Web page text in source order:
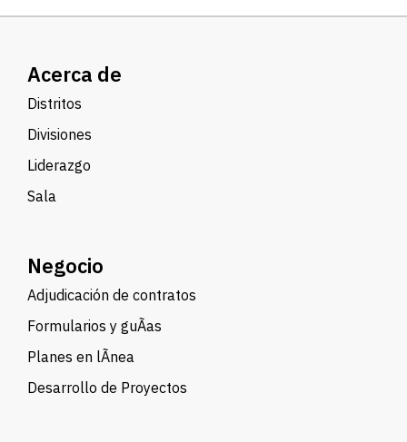
Acerca de
Distritos
Divisiones
Liderazgo
Sala
Negocio
Adjudicación de contratos
Formularios y guÃ­as
Planes en lÃ­nea
Desarrollo de Proyectos